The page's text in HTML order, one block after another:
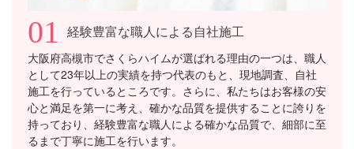
01 経験豊富な職人による自社施工
大阪府高槻市でさくらハイムが選ばれる理由の一つは、職人
として23年以上の実績を持つ代表のもと、現地調査、自社
施工を行っているところです。さらに、私たちはお客様の安
心と満足を第一に考え、確かな品質を提供することに誇りを
持っており、経験豊富な職人による確かな品質で、細部に至
るまで丁寧に施工を行います。